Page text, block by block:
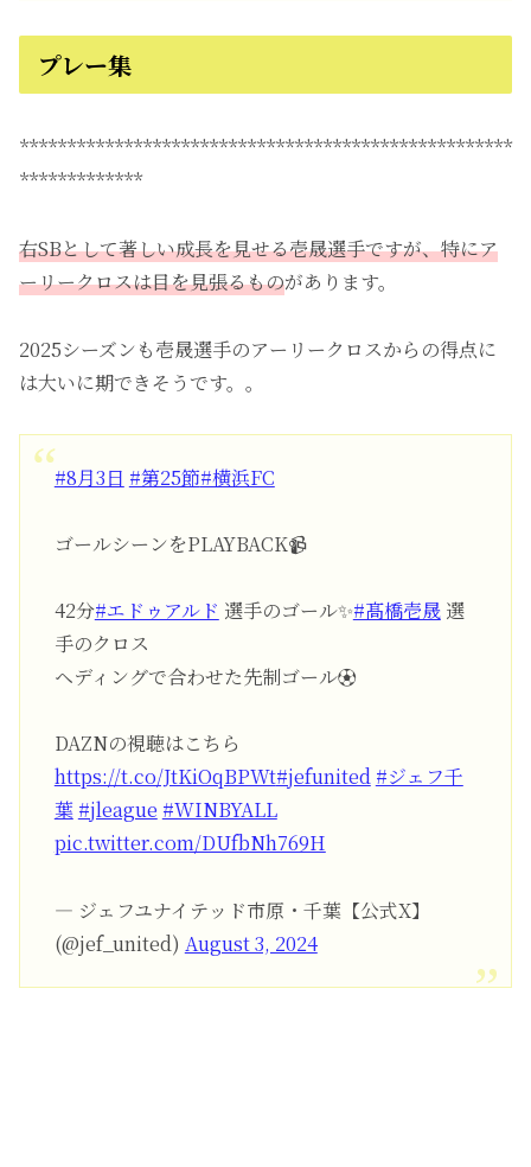
プレー集
****************************************************
*************
右SBとして著しい成長を見せる壱晟選手ですが、特にア
ーリークロスは目を見張るものがあります。
2025シーズンも壱晟選手のアーリークロスからの得点に
は大いに期できそうです。。
#8月3日 #第25節#横浜FC
ゴールシーンをPLAYBACK📹
42分#エドゥアルド 選手のゴール✨#髙橋壱晟選
手のクロス
ヘディングで合わせた先制ゴール⚽️
DAZNの視聴はこちら
https://t.co/JtKiOqBPWt#jefunited #ジェフ千
葉 #jleague #WINBYALL
pic.twitter.com/DUfbNh769H
— ジェフユナイテッド市原・千葉【公式X】
(@jef_united) August 3, 2024